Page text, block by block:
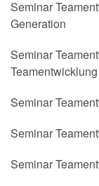
Seminar
Generation
Seminar
Teamentwicklung
Seminar
Seminar
Seminar